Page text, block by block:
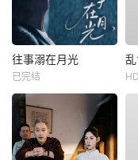
往事溺在月光
已完结 HD